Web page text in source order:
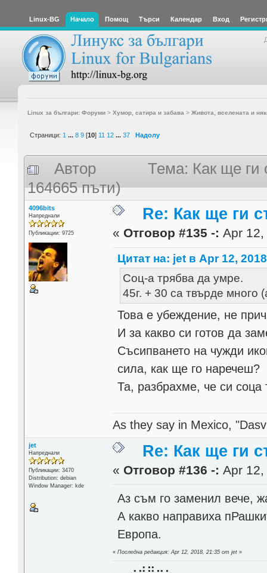
Linux-BG Начало Помощ Търси Календар Вход
Linux за българи: Форуми> Хумор, сатира и забава > Живота, вселената и
Страници: 1 ... 8 9 [10] 11 12 ... 37 Надолу
Автор
Тема: Как ще ги
164665 пъти)
4096bits
Напреднали
Публикации: 9725
Re: Как ще ги
« Отговор #135 -: Apr
Цитат на: jet в Apr 12,
Соц-а трябва да умре.
45г. + 30 са твърде много
Това е убеждение, не
И за какво си готов да
Съсипването на чужди
сила, как ще го наречеш?
Та, разбрахме, че си
As they say in Mexico,
jet
Напреднали
Публикации: 3470
Distribution: debian
Window Manager: kde
Re: Как ще ги
« Отговор #136 -: Apr
Аз съм го заменил вече,
А какво направиха
Европа.
«Последна редакция: Apr 12, 2018, 21:35 от jet »